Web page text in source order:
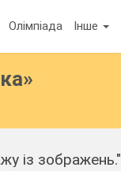
Олімпіада Інше
із зображень."